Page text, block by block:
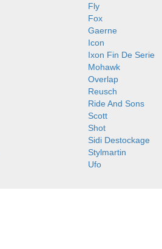
Fly
Fox
Gaerne
Icon
Ixon Fin De Serie
Mohawk
Overlap
Reusch
Ride And Sons
Scott
Shot
Sidi Destockage
Stylmartin
Ufo